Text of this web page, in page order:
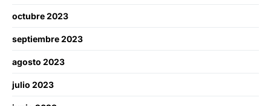
octubre 2023
septiembre 2023
agosto 2023
julio 2023